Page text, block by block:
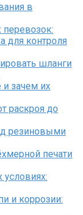
в
для контроля
шланги
зачем их
раскроя до
резиновыми
печати
и коррозии: